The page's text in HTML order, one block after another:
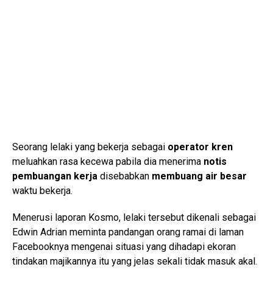
Seorang lelaki yang bekerja sebagai operator kren
meluahkan rasa kecewa pabila dia menerima notis
pembuangan kerja disebabkan membuang air besar
waktu bekerja.
Menerusi laporan Kosmo, lelaki tersebut dikenali sebagai
Edwin Adrian meminta pandangan orang ramai di laman
Facebooknya mengenai situasi yang dihadapi ekoran
tindakan majikannya itu yang jelas sekali tidak masuk akal.